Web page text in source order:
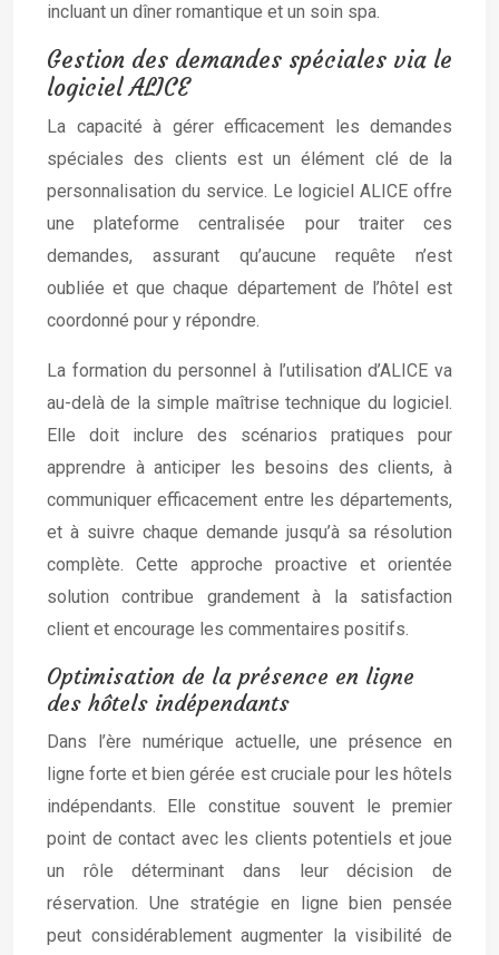
incluant un dîner romantique et un soin spa.
Gestion des demandes spéciales via le
logiciel ALICE
La capacité à gérer efficacement les demandes
spéciales des clients est un élément clé de la
personnalisation du service. Le logiciel ALICE offre
une plateforme centralisée pour traiter ces
demandes, assurant qu’aucune requête n’est
oubliée et que chaque département de l’hôtel est
coordonné pour y répondre.
La formation du personnel à l’utilisation d’ALICE va
au-delà de la simple maîtrise technique du logiciel.
Elle doit inclure des scénarios pratiques pour
apprendre à anticiper les besoins des clients, à
communiquer efficacement entre les départements,
et à suivre chaque demande jusqu’à sa résolution
complète. Cette approche proactive et orientée
solution contribue grandement à la satisfaction
client et encourage les commentaires positifs.
Optimisation de la présence en ligne
des hôtels indépendants
Dans l’ère numérique actuelle, une présence en
ligne forte et bien gérée est cruciale pour les hôtels
indépendants. Elle constitue souvent le premier
point de contact avec les clients potentiels et joue
un rôle déterminant dans leur décision de
réservation. Une stratégie en ligne bien pensée
peut considérablement augmenter la visibilité de